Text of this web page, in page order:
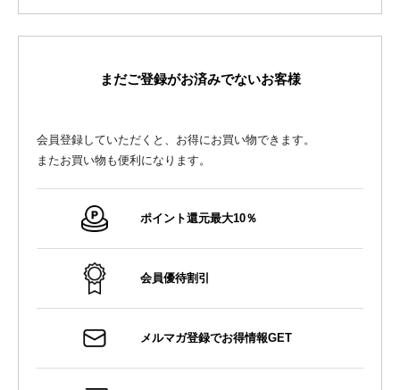
まだご登録がお済みでないお客様
会員登録していただくと、お得にお買い物できます。
またお買い物も便利になります。
ポイント還元最大10％
会員優待割引
メルマガ登録でお得情報GET